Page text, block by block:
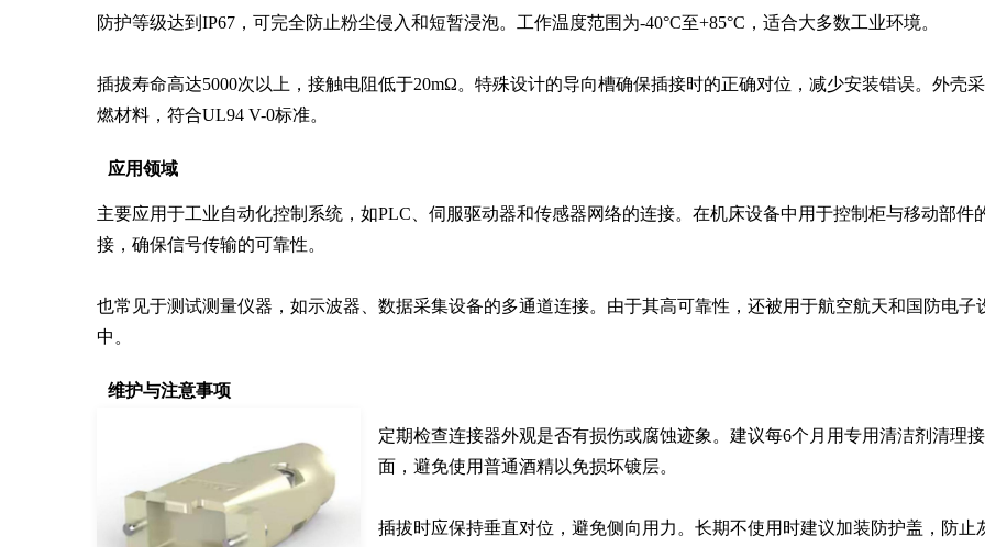
防护等级达到IP67，可完全防止粉尘侵入和短暂浸泡。工作温度范围为-40°C至+85°C，适合大多数工业环境。
插拔寿命高达5000次以上，接触电阻低于20mΩ。特殊设计的导向槽确保插接时的正确对位，减少安装错误。外壳
燃材料，符合UL94 V-0标准。
应用领域
主要应用于工业自动化控制系统，如PLC、伺服驱动器和传感器网络的连接。在机床设备中用于控制柜与移动部件
接，确保信号传输的可靠性。
也常见于测试测量仪器，如示波器、数据采集设备的多通道连接。由于其高可靠性，还被用于航空航天和国防电子
中。
维护与注意事项
定期检查连接器外观是否有损伤或腐蚀迹象。建议每6个月用专用清洁剂清理
面，避免使用普通酒精以免损坏镀层。
插拔时应保持垂直对位，避免侧向用力。长期不使用时建议加装防护盖，防止